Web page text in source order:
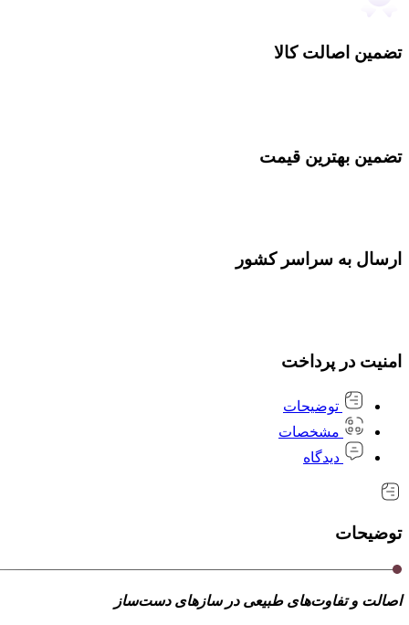
تضمین اصالت کالا
تضمین بهترین قیمت
ارسال به سراسر کشور
امنیت در پرداخت
توضیحات
مشخصات
دیدگاه
توضیحات
اصالت و تفاوت‌های طبیعی در سازهای دست‌ساز